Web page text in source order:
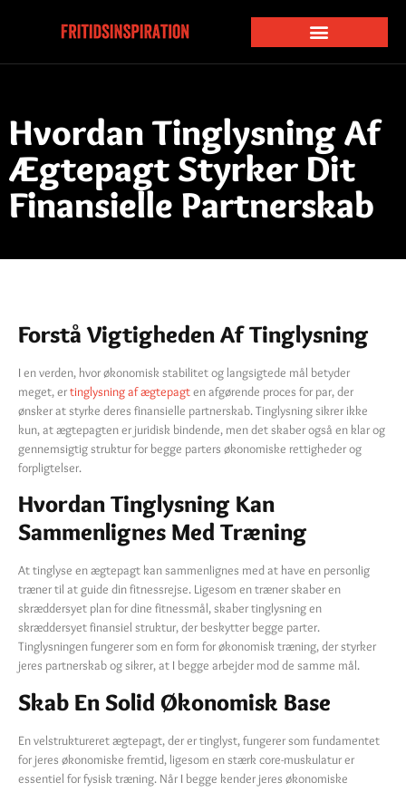
Hvordan Tinglysning Af
Ægtepagt Styrker Dit
Finansielle Partnerskab
Forstå Vigtigheden Af Tinglysning
I en verden, hvor økonomisk stabilitet og langsigtede mål betyder
meget, ertinglysning af ægtepagten afgørende proces for par, der
ønsker at styrke deres finansielle partnerskab. Tinglysning sikrer ikke
kun, at ægtepagten er juridisk bindende, men det skaber også en klar og
gennemsigtig struktur for begge parters økonomiske rettigheder og
forpligtelser.
Hvordan Tinglysning Kan
Sammenlignes Med Træning
At tinglyse en ægtepagt kan sammenlignes med at have en personlig
træner til at guide din fitnessrejse. Ligesom en træner skaber en
skræddersyet plan for dine fitnessmål, skaber tinglysning en
skræddersyet finansiel struktur, der beskytter begge parter.
Tinglysningen fungerer som en form for økonomisk træning, der styrker
jeres partnerskab og sikrer, at I begge arbejder mod de samme mål.
Skab En Solid Økonomisk Base
En velstruktureret ægtepagt, der er tinglyst, fungerer som fundamentet
for jeres økonomiske fremtid, ligesom en stærk core-muskulatur er
essentiel for fysisk træning. Når I begge kender jeres økonomiske